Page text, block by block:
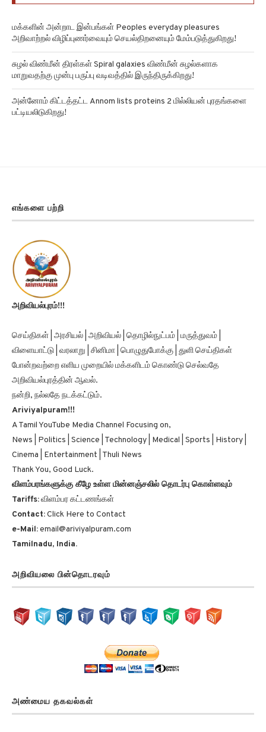
மக்களின் அன்றாட இன்பங்கள் Peoples everyday pleasures
அறிவாற்றல் விழிப்புணர்வையும் செயல்திறனையும் மேம்படுத்துகிறது!
சுழல் விண்மீன் திரள்கள் Spiral galaxies விண்மீன் சுழல்களாக
மாறுவதற்கு முன்பு பருப்பு வடிவத்தில் இருந்திருக்கிறது!
அன்னோம் கிட்டத்தட்ட Annom lists proteins 2 மில்லியன் புரதங்களை
பட்டியலிடுகிறது!
எங்களை பற்றி
அறிவியல்புரம்!!!
செய்திகள் | அரசியல் | அறிவியல் | தொழில்நுட்பம் | மருத்துவம் |
விளையாட்டு | வரலாறு | சினிமா | பொழுதுபோக்கு | துளி செய்திகள்
போன்றவற்றை எளிய முறையில் மக்களிடம் கொண்டு செல்வதே
அறிவியல்புரத்தின் ஆவல்.
நன்றி, நல்லதே நடக்கட்டும்.
Ariviyalpuram!!!
A Tamil YouTube Media Channel Focusing on,
News | Politics | Science | Technology | Medical | Sports | History |
Cinema | Entertainment | Thuli News
Thank You, Good Luck.
விளம்பரங்களுக்கு கீழே உள்ள மின்னஞ்சலில் தொடர்பு கொள்ளவும்
Tariffs:விளம்பர கட்டணங்கள்
Contact:Click Here to Contact
e-Mail:email@ariviyalpuram.com
Tamilnadu, India.
அறிவியலை பின்தொடரவும்
அண்மைய தகவல்கள்